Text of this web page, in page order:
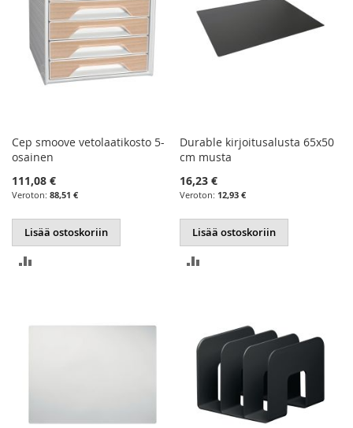
Cep smoove vetolaatikosto 5-
osainen
111,08 €
88,51 €
Lisää ostoskoriin
Durable kirjoitusalusta 65x50
cm musta
16,23 €
12,93 €
Lisää ostoskoriin